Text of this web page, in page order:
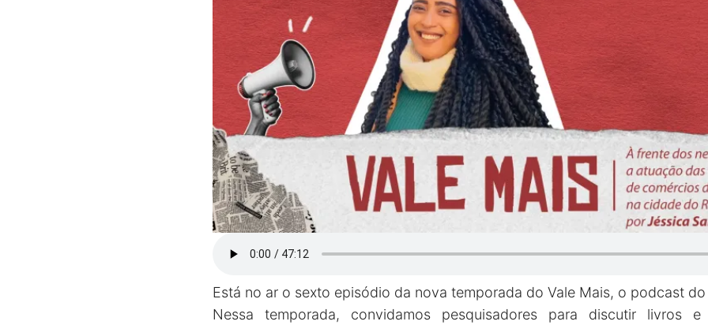
Está no ar o sexto episódio da nova temporada do Vale Mais, o podcast do
Nessa temporada, convidamos pesquisadores para discutir livros